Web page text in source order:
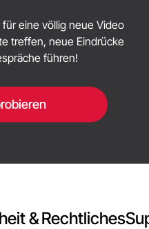
eine völlig neue Video
treffen, neue Eindrücke
führen!
&Rechtliches